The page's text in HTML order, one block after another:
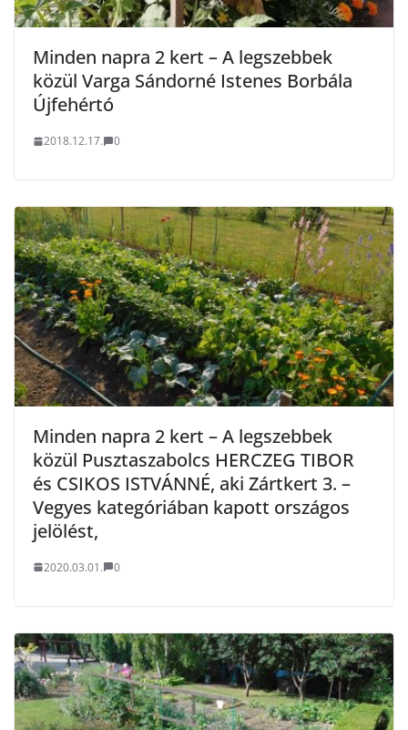
Minden napra 2 kert – A legszebbek
közül Varga Sándorné Istenes Borbála
Újfehértó
2018.12.17. 0
Minden napra 2 kert – A legszebbek
közül Pusztaszabolcs HERCZEG TIBOR
és CSIKOS ISTVÁNNÉ, aki Zártkert 3. –
Vegyes kategóriában kapott országos
jelölést,
2020.03.01. 0